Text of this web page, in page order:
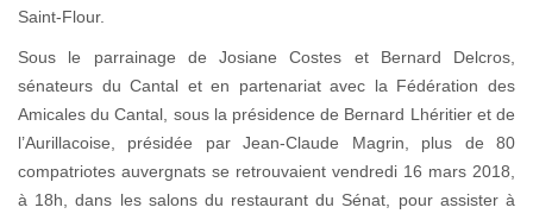
Saint-Flour.
Sous le parrainage de Josiane Costes et Bernard Delcros,
sénateurs du Cantal et en partenariat avec la Fédération des
Amicales du Cantal, sous la présidence de Bernard Lhéritier et de
l’Aurillacoise, présidée par Jean-Claude Magrin, plus de 80
compatriotes auvergnats se retrouvaient vendredi 16 mars 2018,
à 18h, dans les salons du restaurant du Sénat, pour assister à